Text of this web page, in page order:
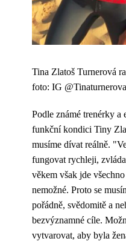
Tina Zlatoš Turnerová
foto: IG @Tinaturnerova
Podle známé trenérky
funkční kondici Tiny
musíme dívat reálně.
fungovat rychleji,
věkem však jde
nemožné. Proto se
pořádně, svědomitě a
bezvýznamné cíle.
vytvarovat, aby byla